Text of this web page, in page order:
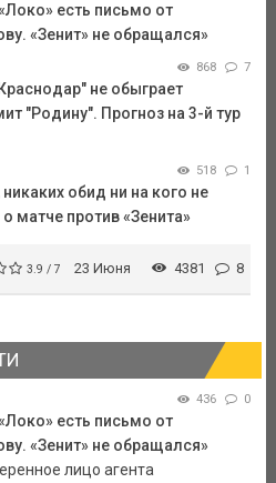
есть письмо от
«Зенит» не обращался»
868 7
не обыграет
"Родину". Прогноз на 3-й тур
518 1
обид ни на кого не
матче против «Зенита»
3.9 / 7 23 Июня 4381 8
436 0
есть письмо от
«Зенит» не обращался»
лицо агента